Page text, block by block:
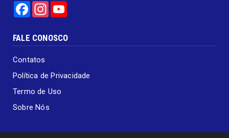
FacebookInstagram
FALE CONOSCO
Contatos
Política de Privacidade
Termo de Uso
Sobre Nós